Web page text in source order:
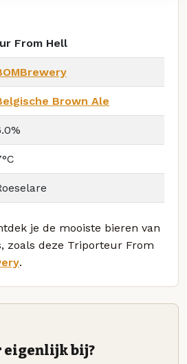
From Hell
Brown Ale
je de mooiste bieren van
zoals deze Triporteur From
.
eigenlijk bij?